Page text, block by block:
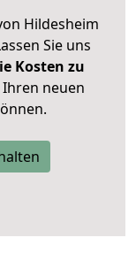
Hildesheim
Sie uns
Kosten zu
neuen